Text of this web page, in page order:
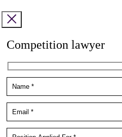
Competition lawyer